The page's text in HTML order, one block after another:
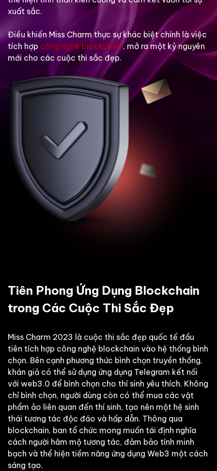
xuất sắc.
Điều khiến Miss Charm thực sự khác biệt chính là việc
tích hợp công nghệ blockchain, mở ra một kỷ nguyên
mới cho các cuộc thi sắc đẹp.
Tiên Phong Ứng Dụng Blockchain
trong Các Cuộc Thi Sắc Đẹp
Miss Charm 2023 là cuộc thi sắc đẹp quốc tế đầu
tiên tích hợp công nghệ blockchain vào hệ thống bình
chọn. Bên cạnh phương thức bình chọn truyền thống,
khán giả có thể sử dụng ứng dụng Telegram kết nối
với web3.0 để bình chọn cho thí sinh yêu thích. Không
chỉ bình chọn, người dùng còn có thể mua các vật
phẩm ảo liên quan đến thí sinh, tạo nên một hệ sinh
thái tương tác độc đáo và hấp dẫn. Thông qua
blockchain, ban tổ chức mong muốn tái định nghĩa
cách người hâm mộ tương tác, đảm bảo tính minh
bạch và thể hiện tiềm năng ứng dụng Web3 một cách
sáng tạo.